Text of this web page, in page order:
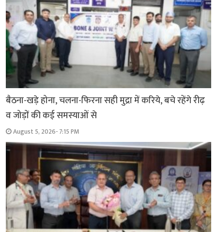
बैठना-खड़े होना, चलना-फिरना सही मुद्रा में करिये, बचे रहेंगे रीढ़
व जोड़ों की कई समस्याओं से
August 5, 2026- 7:15 PM